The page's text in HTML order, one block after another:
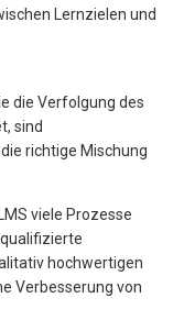
Lernzielen und
die Verfolgung des
sind
richtige Mischung
viele Prozesse
hochwertigen
Verbesserung von